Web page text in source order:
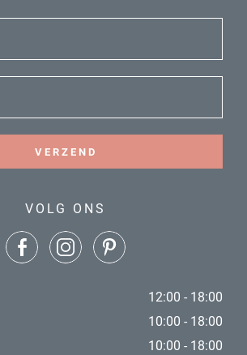
VERZEND
VOLG ONS
12:00 - 18:00
10:00 - 18:00
10:00 - 18:00